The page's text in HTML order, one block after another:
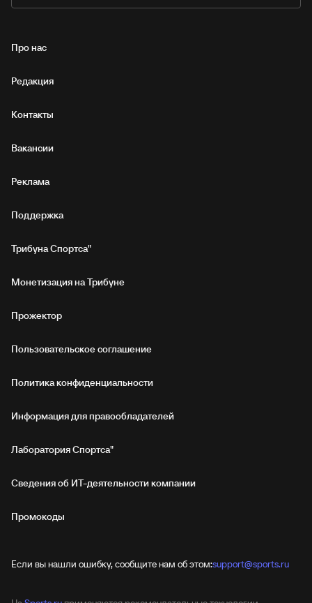
Про нас
Редакция
Контакты
Вакансии
Реклама
Поддержка
Трибуна Спортса"
Монетизация на Трибуне
Прожектор
Пользовательское соглашение
Политика конфиденциальности
Информация для правообладателей
Лаборатория Спортса"
Сведения об ИТ‑деятельности компании
Промокоды
Если вы нашли ошибку, сообщите нам об этом:support@sports.ru